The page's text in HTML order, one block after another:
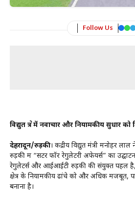
Follow Us
विद्युत क्षेत्र में नवाचार और नियामकीय सुधार
देहरादून/रुड़की। केंद्रीय विद्युत मंत्री मनोहर
रुड़की में “सेंटर फॉर रेगुलेटरी अफेयर्स” का
रेगुलेटर्स और आईआईटी रुड़की की संयुक्त पहल है,
क्षेत्र के नियामकीय ढांचे को और अधिक मजबूत,
बनाना है।